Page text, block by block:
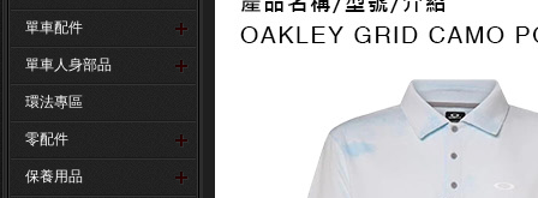
單車配件
單車人身部品
環法專區
零配件
保養用品